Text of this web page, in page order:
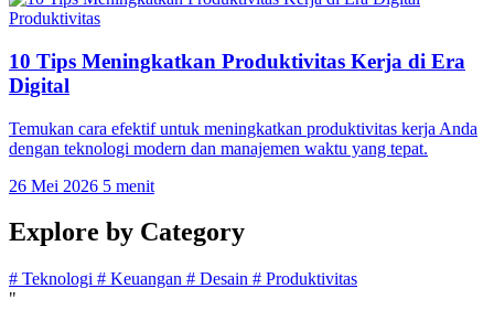
Produktivitas
10 Tips Meningkatkan Produktivitas Kerja di Era
Digital
Temukan cara efektif untuk meningkatkan produktivitas kerja Anda
dengan teknologi modern dan manajemen waktu yang tepat.
26 Mei 2026 5 menit
Explore by Category
# Teknologi # Keuangan # Desain # Produktivitas
"